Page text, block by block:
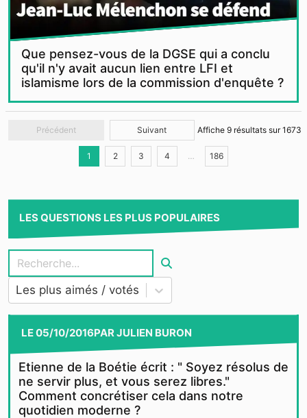
Que pensez-vous de la DGSE qui a conclu
qu'il n'y avait aucun lien entre LFI et
islamisme lors de la commission d'enquête ?
Précédent Suivant Affiche 9 résultats sur1673
1 2 3 4 … 186
LES QUESTIONS LES PLUS POPULAIRES
Les plus aimés / votés
LE05/10/2016PARJULIEN BURON
Etienne de la Boétie écrit : " Soyez résolus de
ne servir plus, et vous serez libres."
Comment concrétiser cela dans notre
quotidien moderne ?